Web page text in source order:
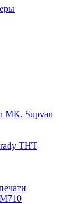
MK, Supvan
THT